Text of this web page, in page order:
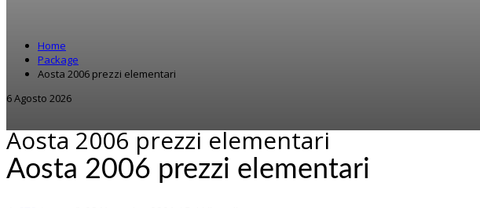
Home
Package
Aosta 2006 prezzi elementari
6 Agosto 2026
Aosta 2006 prezzi elementari
Aosta 2006 prezzi elementari